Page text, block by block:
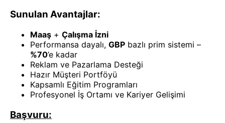
Sunulan Avantajlar:
Maaş + Çalışma İzni
Performansa dayalı, GBP bazlı prim sistemi –
%70’e kadar
Reklam ve Pazarlama Desteği
Hazır Müşteri Portföyü
Kapsamlı Eğitim Programları
Profesyonel İş Ortamı ve Kariyer Gelişimi
Başvuru: